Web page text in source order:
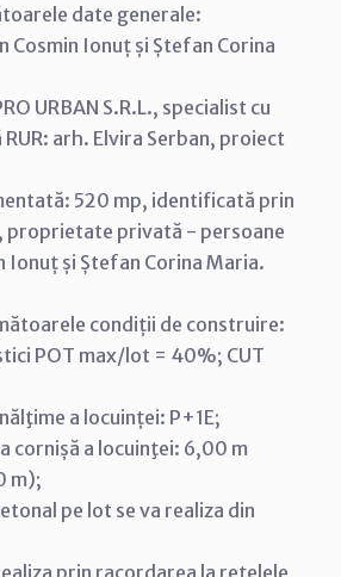
date generale:
Cosmin Ionuț și Ștefan Corina
URBAN S.R.L., specialist cu
arh. Elvira Serban, proiect
520 mp, identificată prin
proprietate privată - persoane
Ionuț și Ștefan Corina Maria.
condiții de construire:
POT max/lot = 40%; CUT
a locuinței: P+1E;
cornișă a locuinţei: 6,00 m
m);
pe lot se va realiza din
prin racordarea la rețelele